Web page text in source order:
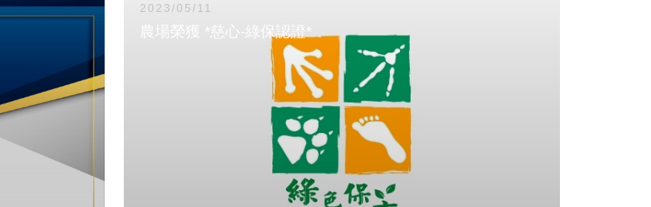
2023/05/11
農場榮獲 *慈心-綠保認證*